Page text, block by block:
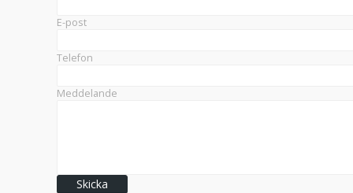
E-post
Telefon
Meddelande
Skicka